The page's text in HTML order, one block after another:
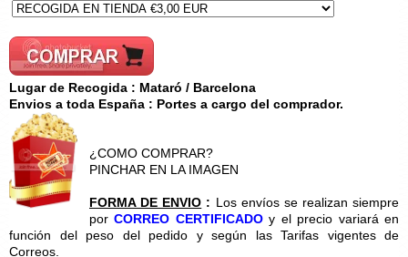
Lugar de Recogida : Mataró / Barcelona
Envios a toda España : Portes a cargo del comprador.
¿COMO COMPRAR?
PINCHAR EN LA IMAGEN
FORMA DE ENVIO : Los envíos se realizan siempre
porCORREO CERTIFICADOy el precio variará en
función del peso del pedido y según las Tarifas vigentes de
Correos.